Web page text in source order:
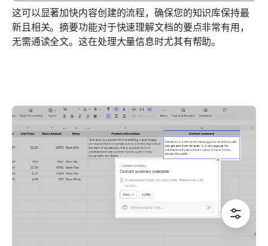
这可以显著加快内容创建的流程，确保您的知识库保持最
新且相关。摘要功能对于快速理解文档的要点非常有用，
无需通读全文。这在处理大量信息时尤其有帮助。